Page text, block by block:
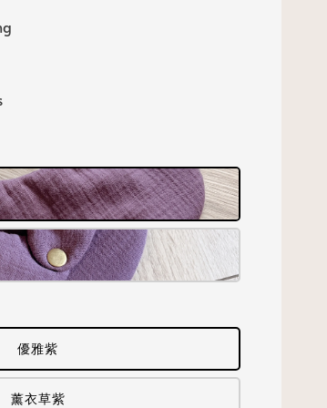
優雅紫
薰衣草紫